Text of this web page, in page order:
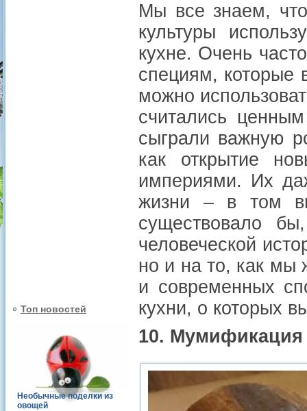
Топ новостей
Необычные поделки из
овощей
Мы все знаем,
культуры
кухне. Очень
специям, которые
можно
считались
сыграли важную
как открытие
империями. Их
жизни – в том
существовало
человеческой
но и на то, как мы
и современных
кухни, о которых
10. Мумификация